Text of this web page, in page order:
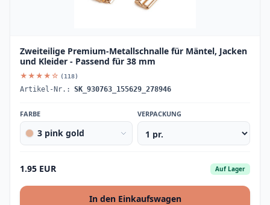
Zweiteilige Premium-Metallschnalle für Mäntel, Jacken
und Kleider - Passend für 38 mm
★★★★☆ (118)
Artikel-Nr.: SK_930763_155629_278946
FARBE
3 pink gold
VERPACKUNG
1.95 EUR Auf Lager
In den Einkaufswagen